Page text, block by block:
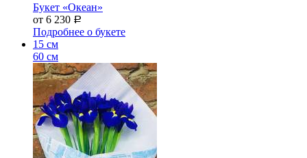
Букет «Океан»
от 6 230 Р
Подробнее о букете
15 см
60 см